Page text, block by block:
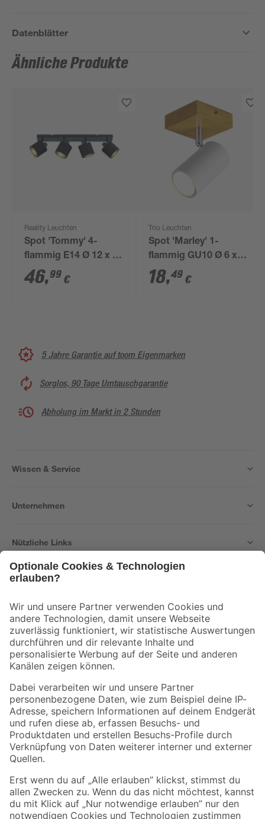
Datenblätter
Ähnliche Produkte
Reality Leuchten
Spot 'Tommy' 4-
flammig E14 Ø 12 x 70
x 19 x 17,6 cm
46,99 €
Trio Leuchten
Spot 'Marley' 1-
flammig GU10 Ø 6 x 9
x 16 x 12 cm
18,49 €
5 Jahre Garantie auf toom Eigenmarken
Sorglos, 90 Tage Umtauschgarantie
Abholung im Markt in 2 Stunden
Wissen & Service
Unternehmen
Nützliche Links
Der toom Newsletter: Keine Angebote und Aktionen mehr verpassen!
Zur Newsletter Anmeldung
Folge uns
Zahlungsarten Versandarten
Sicher einkaufen
Jetzt die toom-App herunterladen